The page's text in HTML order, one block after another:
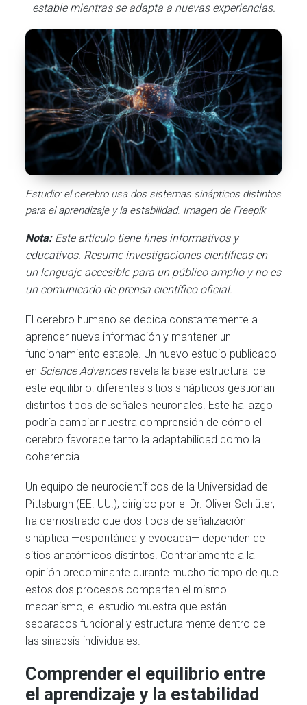
estable mientras se adapta a nuevas experiencias.
Estudio: el cerebro usa dos sistemas sinápticos distintos
para el aprendizaje y la estabilidad. Imagen de Freepik
Nota:Este artículo tiene fines informativos y
educativos. Resume investigaciones científicas en
un lenguaje accesible para un público amplio y no es
un comunicado de prensa científico oficial.
El cerebro humano se dedica constantemente a
aprender nueva información y mantener un
funcionamiento estable. Un nuevo estudio publicado
en Science Advancesrevela la base estructural de
este equilibrio: diferentes sitios sinápticos gestionan
distintos tipos de señales neuronales. Este hallazgo
podría cambiar nuestra comprensión de cómo el
cerebro favorece tanto la adaptabilidad como la
coherencia.
Un equipo de neurocientíficos de la Universidad de
Pittsburgh (EE. UU.), dirigido por el Dr. Oliver Schlüter,
ha demostrado que dos tipos de señalización
sináptica —espontánea y evocada— dependen de
sitios anatómicos distintos. Contrariamente a la
opinión predominante durante mucho tiempo de que
estos dos procesos comparten el mismo
mecanismo, el estudio muestra que están
separados funcional y estructuralmente dentro de
las sinapsis individuales.
Comprender el equilibrio entre
el aprendizaje y la estabilidad